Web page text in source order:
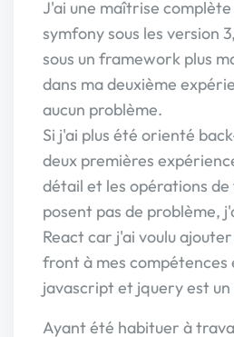
J'ai une maîtrise
symfony sous les version
sous un framework plus
dans ma deuxième
aucun problème.
Si j'ai plus été orienté
deux premières
détail et les opérations
posent pas de problème,
React car j'ai voulu
front à mes compétences
javascript et jquery est un
Ayant été habituer à